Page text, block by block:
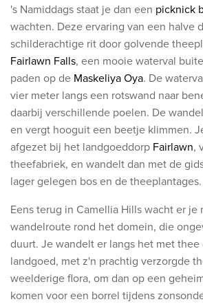
's Namiddags staat je dan een picknick
wachten. Deze ervaring van een halve
schilderachtige rit door golvende
Fairlawn Falls, een mooie waterval
paden op de Maskeliya Oya. De
vier meter langs een rotswand naar
daarbij verschillende poelen. De
en vergt hooguit een beetje klimmen.
afgezet bij het landgoeddorp Fairlawn,
theefabriek, en wandelt dan met de
lager gelegen bos en de theeplantages.
Eens terug in Camellia Hills wacht er je
wandelroute rond het domein, die
duurt. Je wandelt er langs het met
landgoed, met z'n prachtig verzorgde
weelderige flora, om dan op een
komen voor een borrel tijdens